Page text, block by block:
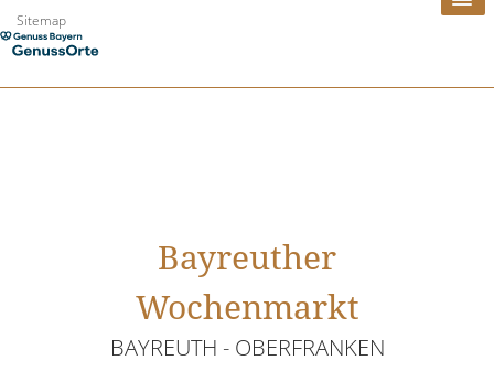
Zum
Inhalt
Sitemap
Bayreuther
Wochenmarkt
BAYREUTH - OBERFRANKEN